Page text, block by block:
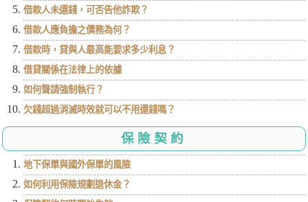
借款人未還錢，可否告他詐欺？
借款人應負擔之債務為何？
借款時，貸與人最高能要求多少利息？
借貸關係在法律上的依據
如何聲請強制執行？
欠錢超過消滅時效就可以不用還錢嗎？
保險契約
地下保單與國外保單的風險
如何利用保險規劃退休金？